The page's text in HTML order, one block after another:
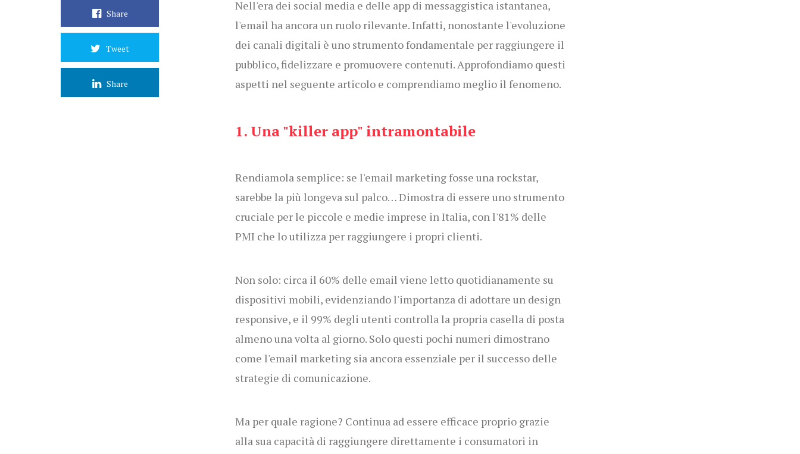
Nell'era dei social media e delle app di messaggistica istantanea,
l'email ha ancora un ruolo rilevante. Infatti, nonostante l'evoluzione
dei canali digitali è uno strumento fondamentale per raggiungere il
pubblico, fidelizzare e promuovere contenuti. Approfondiamo questi
aspetti nel seguente articolo e comprendiamo meglio il fenomeno.
1. Una "killer app" intramontabile
Rendiamola semplice: se l'email marketing fosse una rockstar,
sarebbe la più longeva sul palco… Dimostra di essere uno strumento
cruciale per le piccole e medie imprese in Italia, con l'81% delle
PMI che lo utilizza per raggiungere i propri clienti.
Non solo: circa il 60% delle email viene letto quotidianamente su
dispositivi mobili, evidenziando l'importanza di adottare un design
responsive, e il 99% degli utenti controlla la propria casella di posta
almeno una volta al giorno. Solo questi pochi numeri dimostrano
come l'email marketing sia ancora essenziale per il successo delle
strategie di comunicazione.
Ma per quale ragione? Continua ad essere efficace proprio grazie
alla sua capacità di raggiungere direttamente i consumatori in
Share
Tweet
Share